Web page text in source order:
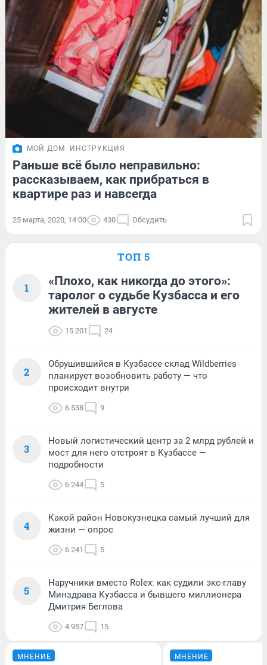
МОЙ ДОМ ИНСТРУКЦИЯ
Раньше всё было неправильно:
рассказываем, как прибраться в
квартире раз и навсегда
25 марта, 2020, 14:00 430 Обсудить
ТОП 5
1
«Плохо, как никогда до этого»:
таролог о судьбе Кузбасса и его
жителей в августе
15 201 24
2
Обрушившийся в Кузбассе склад Wildberries
планирует возобновить работу — что
происходит внутри
6 538 9
3
Новый логистический центр за 2 млрд рублей и
мост для него отстроят в Кузбассе —
подробности
6 244 5
4
Какой район Новокузнецка самый лучший для
жизни — опрос
6 241 5
5
Наручники вместо Rolex: как судили экс-главу
Минздрава Кузбасса и бывшего миллионера
Дмитрия Беглова
4 957 15
МНЕНИЕ МНЕНИЕ